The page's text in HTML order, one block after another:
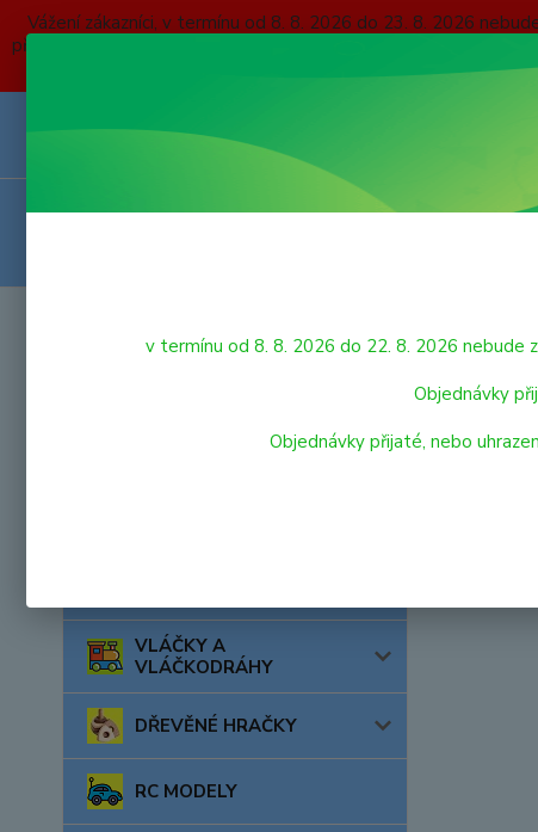
Vážení zákazníci, v termínu od 8. 8. 2026 do 23. 8. 2026
přijaté, nebo uhrazené do čtvrtka 6. 8. 2026 budou
VÝPRODEJ HRAČEK
VLÁČKY A
VLÁČKODRÁHY
DŘEVĚNÉ HRAČKY
RC MODELY
Plyš
v termínu od 8. 8. 2026 do 22. 8. 2026 nebude
Objednávky
Objednávky přijaté, nebo